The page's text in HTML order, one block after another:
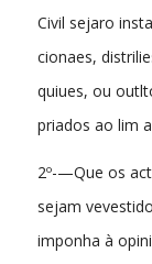
Civil sejaro
cionaes,
quiues, ou
priados ao lim
2º-—Que os
sejam
imponha à